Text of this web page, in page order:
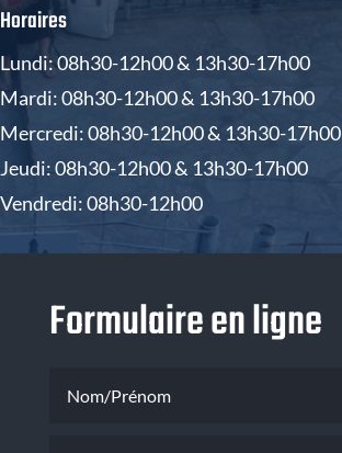
Horaires
Lundi: 08h30-12h00 & 13h30-17h00
Mardi: 08h30-12h00 & 13h30-17h00
Mercredi: 08h30-12h00 & 13h30-17h00
Jeudi: 08h30-12h00 & 13h30-17h00
Vendredi: 08h30-12h00
Formulaire en ligne